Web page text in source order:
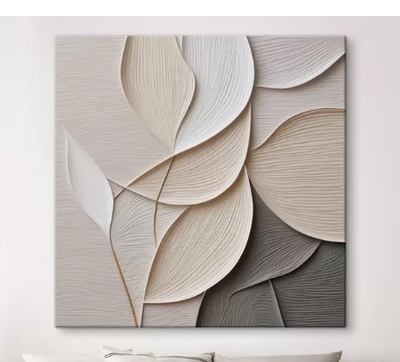
Környezetbarát anyag